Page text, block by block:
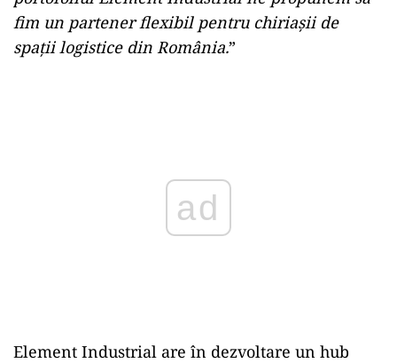
fim un partener flexibil pentru chiriașii de
spații logistice din România.”
Element Industrial are în dezvoltare un hub